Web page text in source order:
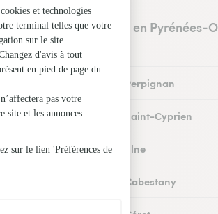
Les fleuristes en Pyrénées-
Interflora
Fleuristes à Perpignan
Fleuristes à Saint-Cyprien
Fleuristes à Elne
Fleuristes à Cabestany